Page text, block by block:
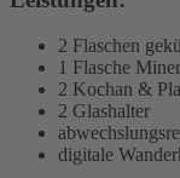
2 Flaschen
1 Flasche
2 Kochan &
2 Glashalter
digitale